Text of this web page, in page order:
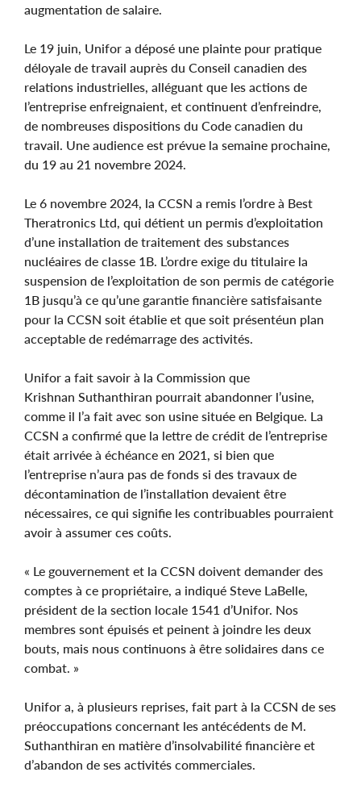
augmentation de salaire.
Le 19 juin, Unifor a déposé une plainte pour pratique
déloyale de travail auprès du Conseil canadien des
relations industrielles, alléguant que les actions de
l’entreprise enfreignaient, et continuent d’enfreindre,
de nombreuses dispositions du Code canadien du
travail. Une audience est prévue la semaine prochaine,
du 19 au 21 novembre 2024.
Le 6 novembre 2024, la CCSN a remis l’ordre à Best
Theratronics Ltd, qui détient un permis d’exploitation
d’une installation de traitement des substances
nucléaires de classe 1B. L’ordre exige du titulaire la
suspension de l’exploitation de son permis de catégorie
1B jusqu’à ce qu’une garantie financière satisfaisante
pour la CCSN soit établie et que soit présentéun plan
acceptable de redémarrage des activités.
Unifor a fait savoir à la Commission que
Krishnan Suthanthiran pourrait abandonner l’usine,
comme il l’a fait avec son usine située en Belgique. La
CCSN a confirmé que la lettre de crédit de l’entreprise
était arrivée à échéance en 2021, si bien que
l’entreprise n’aura pas de fonds si des travaux de
décontamination de l’installation devaient être
nécessaires, ce qui signifie les contribuables pourraient
avoir à assumer ces coûts.
« Le gouvernement et la CCSN doivent demander des
comptes à ce propriétaire, a indiqué Steve LaBelle,
président de la section locale 1541 d’Unifor. Nos
membres sont épuisés et peinent à joindre les deux
bouts, mais nous continuons à être solidaires dans ce
combat. »
Unifor a, à plusieurs reprises, fait part à la CCSN de ses
préoccupations concernant les antécédents de M.
Suthanthiran en matière d’insolvabilité financière et
d’abandon de ses activités commerciales.